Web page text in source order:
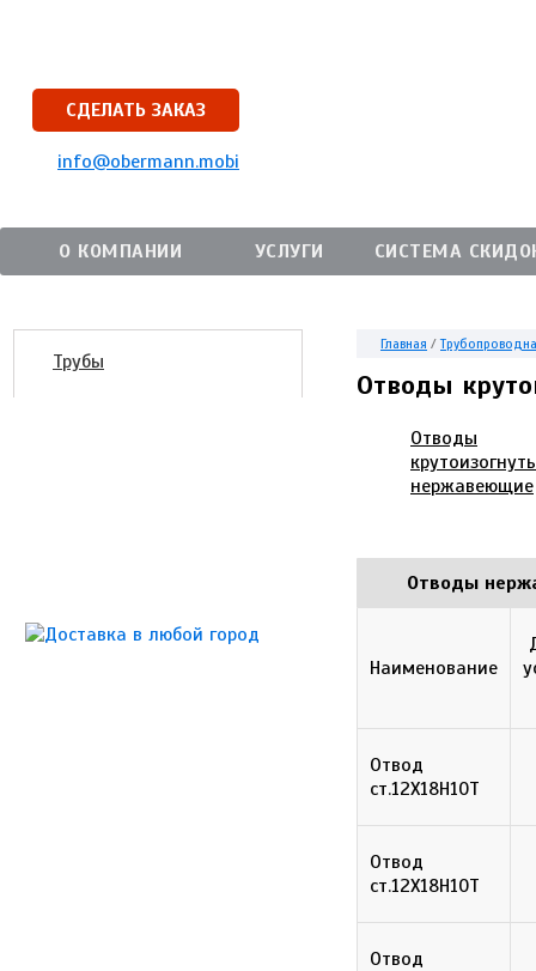
СДЕЛАТЬ ЗАКАЗ
info@obermann.mobi
О КОМПАНИИ УСЛУГИ СИСТЕМА
Трубы
Главная /
Отводы
Отводы
нержавеющие
Отводы
Наименование
Отвод
ст.12Х18Н10Т
Отвод
ст.12Х18Н10Т
Отвод